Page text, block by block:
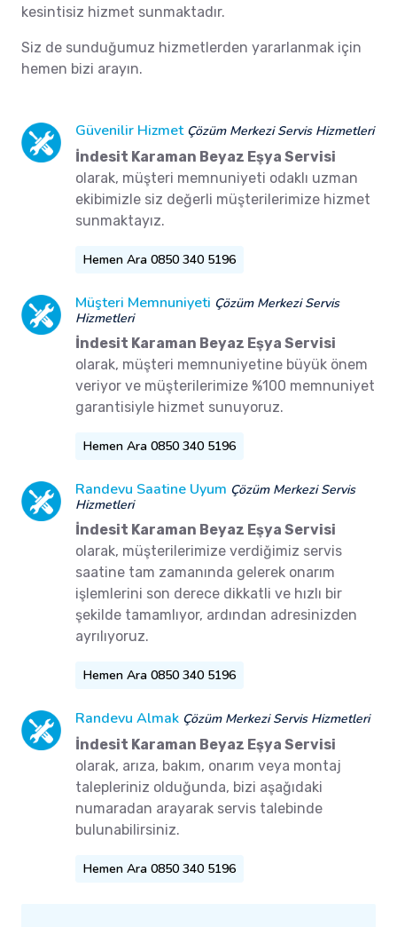
kesintisiz hizmet sunmaktadır.
Siz de sunduğumuz hizmetlerden yararlanmak için
hemen bizi arayın.
Güvenilir Hizmet Çözüm Merkezi Servis Hizmetleri
İndesit Karaman Beyaz Eşya Servisi
olarak, müşteri memnuniyeti odaklı uzman
ekibimizle siz değerli müşterilerimize hizmet
sunmaktayız.
Hemen Ara 0850 340 5196
Müşteri Memnuniyeti Çözüm Merkezi Servis
Hizmetleri
İndesit Karaman Beyaz Eşya Servisi
olarak, müşteri memnuniyetine büyük önem
veriyor ve müşterilerimize %100 memnuniyet
garantisiyle hizmet sunuyoruz.
Hemen Ara 0850 340 5196
Randevu Saatine Uyum Çözüm Merkezi Servis
Hizmetleri
İndesit Karaman Beyaz Eşya Servisi
olarak, müşterilerimize verdiğimiz servis
saatine tam zamanında gelerek onarım
işlemlerini son derece dikkatli ve hızlı bir
şekilde tamamlıyor, ardından adresinizden
ayrılıyoruz.
Hemen Ara 0850 340 5196
Randevu Almak Çözüm Merkezi Servis Hizmetleri
İndesit Karaman Beyaz Eşya Servisi
olarak, arıza, bakım, onarım veya montaj
talepleriniz olduğunda, bizi aşağıdaki
numaradan arayarak servis talebinde
bulunabilirsiniz.
Hemen Ara 0850 340 5196